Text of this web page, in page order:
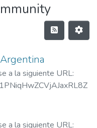
a la siguiente URL:
a la siguiente URL: